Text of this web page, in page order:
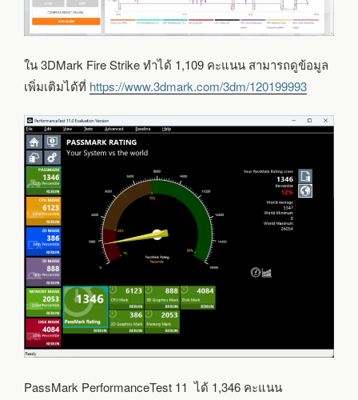
ใน 3DMark Fire Strike ทำได้ 1,109 คะแนน สามารถดูข้อมูล
เพิ่มเติมได้ที่ https://www.3dmark.com/3dm/120199993
PassMark PerformanceTest 11 ได้ 1,346 คะแนน